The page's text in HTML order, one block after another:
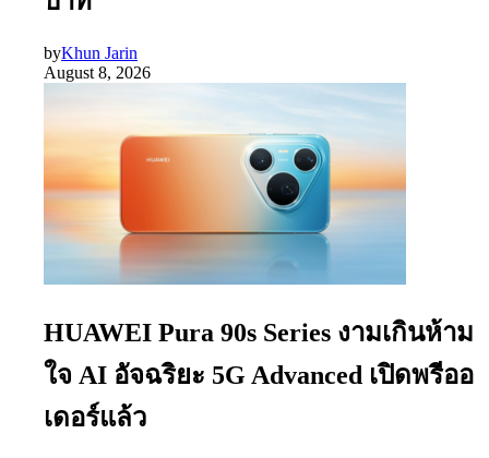
byKhun Jarin
August 8, 2026
HUAWEI Pura 90s Series งามเกินห้าม
ใจ AI อัจฉริยะ 5G Advanced เปิดพรีออ
เดอร์แล้ว